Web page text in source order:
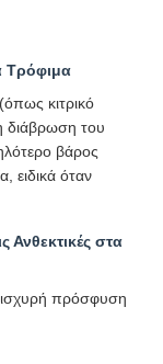
Τρόφιμα
κιτρικό
διάβρωση του
βάρος
ειδικά όταν
Ανθεκτικές στα
ισχυρή πρόσφυση